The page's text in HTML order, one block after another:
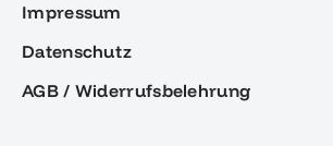
Impressum
Datenschutz
AGB / Widerrufsbelehrung